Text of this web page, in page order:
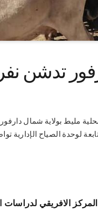
تدشن نفرة
زكاة محلية مليط بولاية شمال
لوحدة الصياح الإدارية
المركز الافريقي